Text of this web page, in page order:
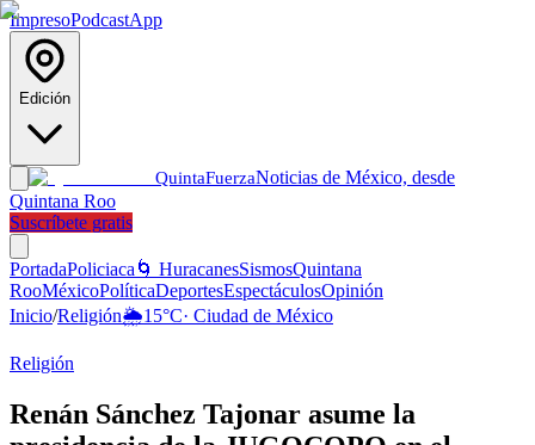
ImpresoPodcastApp
Edición
QuintaFuerzaNoticias de México, desde
Quintana Roo
Suscríbete gratis
PortadaPoliciaca 🌀 HuracanesSismosQuintana
RooMéxicoPolíticaDeportesEspectáculosOpinión
Inicio/Religión🌦️15°C· Ciudad de México
Religión
Renán Sánchez Tajonar asume la